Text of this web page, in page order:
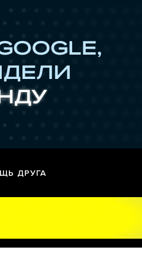
ДРУГА